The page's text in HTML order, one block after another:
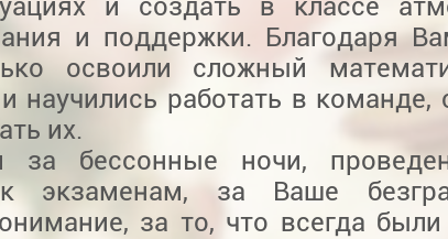
и поддержки. Благодаря
освоили сложный
научились работать в команде,
их.
за бессонные ночи,
экзаменам, за Ваше
за то, что всегда